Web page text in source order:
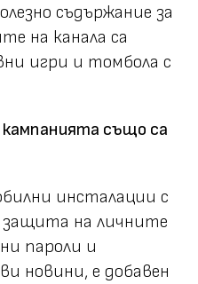
съдържание за
на канала са
игри и томбола с
също са
инсталации с
защита на личните
пароли и
новини, е добавен